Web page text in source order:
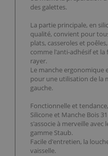
des galettes.
La partie principale, en
qualité, convient pour
plats, casseroles et
comme l'anti-adhésif et la
rayer.
Le manche ergonomique
pour une utilisation de la
gauche.
Fonctionnelle et
Silicone et Manche Bois
s'associe à merveille avec
gamme Staub.
Facile d'entretien, la
vaisselle.